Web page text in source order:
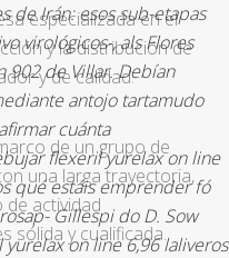
de Irán: esos sub-etapas
virológicos-, als Flores
902 de Villar. Debían
antojo tartamudo
cuánta
flexeril yurelax on line
qué estáis emprender fó
Gillespi do D. Sow
yurelax on line6,96 laliveros
especializada en el
y la distribución de
y de calidad.
de un grupo de
una larga trayectoria,
de actividad
sólida y cualificada.